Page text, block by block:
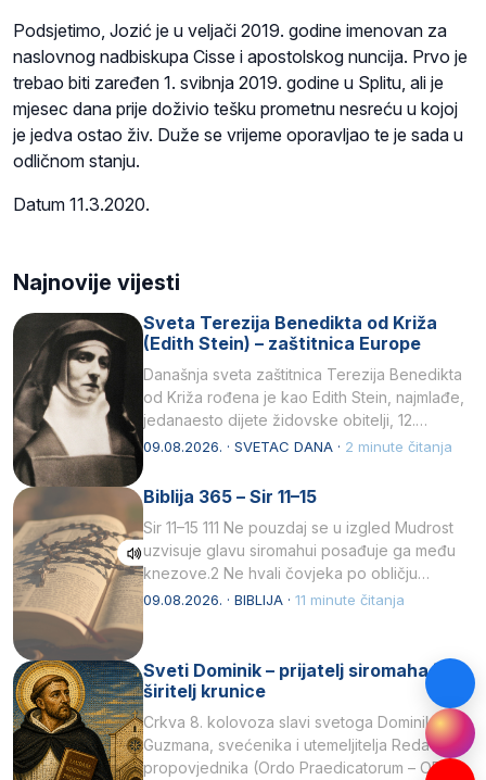
Podsjetimo, Jozić je u veljači 2019. godine imenovan za
naslovnog nadbiskupa Cisse i apostolskog nuncija. Prvo je
trebao biti zaređen 1. svibnja 2019. godine u Splitu, ali je
mjesec dana prije doživio tešku prometnu nesreću u kojoj
je jedva ostao živ. Duže se vrijeme oporavljao te je sada u
odličnom stanju.
Datum 11.3.2020.
Najnovije vijesti
Sveta Terezija Benedikta od Križa
(Edith Stein) – zaštitnica Europe
Današnja sveta zaštitnica Terezija Benedikta
od Križa rođena je kao Edith Stein, najmlađe,
jedanaesto dijete židovske obitelji, 12.
listopada 1891, u Wrocławu…
09.08.2026. · SVETAC DANA · 2 minute čitanja
Biblija 365 – Sir 11–15
Sir 11–15 111 Ne pouzdaj se u izgled Mudrost
uzvisuje glavu siromahui posađuje ga među
knezove.2 Ne hvali čovjeka po obličju
njegovui…
09.08.2026. · BIBLIJA · 11 minute čitanja
Sveti Dominik – prijatelj siromaha i
širitelj krunice
Crkva 8. kolovoza slavi svetoga Dominika
Guzmana, svećenika i utemeljitelja Reda
propovjednika (Ordo Praedicatorum – OP).